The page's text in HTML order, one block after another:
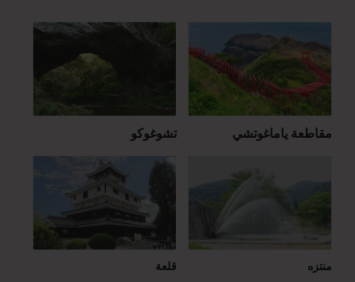
مقاطعة ياماغوتشي تشوغوكو
منتزه قلعة